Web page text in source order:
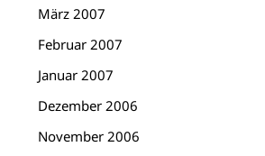
März 2007
Februar 2007
Januar 2007
Dezember 2006
November 2006